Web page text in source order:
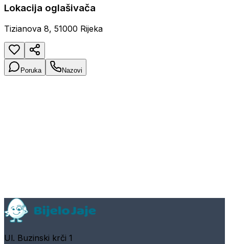
Lokacija oglašivača
Tizianova 8, 51000 Rijeka
Poruka Nazovi
Ul. Buzinski krči 1